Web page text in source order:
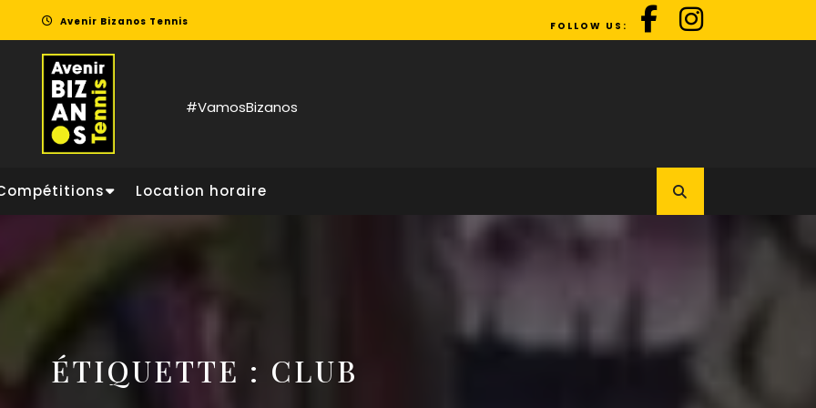
Avenir Bizanos Tennis FOLLOW US:
#VamosBizanos
Location horaire
ÉTIQUETTE : CLUB